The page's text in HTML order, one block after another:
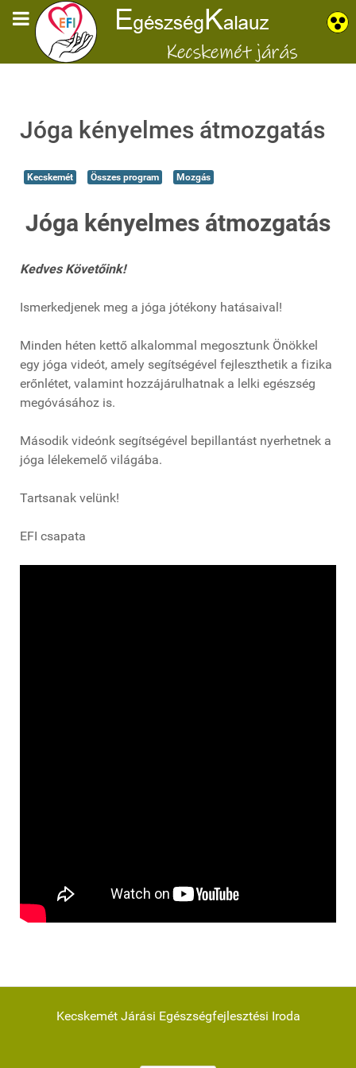
Jóga kényelmes átmozgatás
Kecskemét Összes program Mozgás
Jóga kényelmes átmozgatás
Kedves Követőink!
Ismerkedjenek meg a jóga jótékony hatásaival!
Minden héten kettő alkalommal megosztunk Önökkel
egy jóga videót, amely segítségével fejleszthetik a fizika
erőnlétet, valamint hozzájárulhatnak a lelki egészség
megóvásához is.
Második videónk segítségével bepillantást nyerhetnek a
jóga lélekemelő világába.
Tartsanak velünk!
EFI csapata
Kecskemét Járási Egészségfejlesztési Iroda